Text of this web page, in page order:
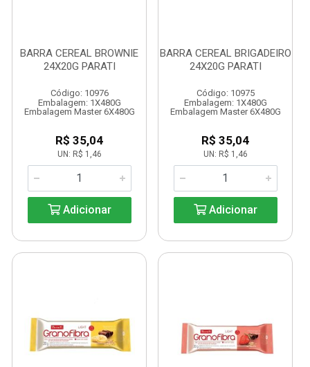
BARRA CEREAL BROWNIE
24X20G PARATI
Código: 10976
Embalagem: 1X480G
Embalagem Master 6X480G
R$ 35,04
UN: R$ 1,46
Adicionar
BARRA CEREAL BRIGADEIRO
24X20G PARATI
Código: 10975
Embalagem: 1X480G
Embalagem Master 6X480G
R$ 35,04
UN: R$ 1,46
Adicionar